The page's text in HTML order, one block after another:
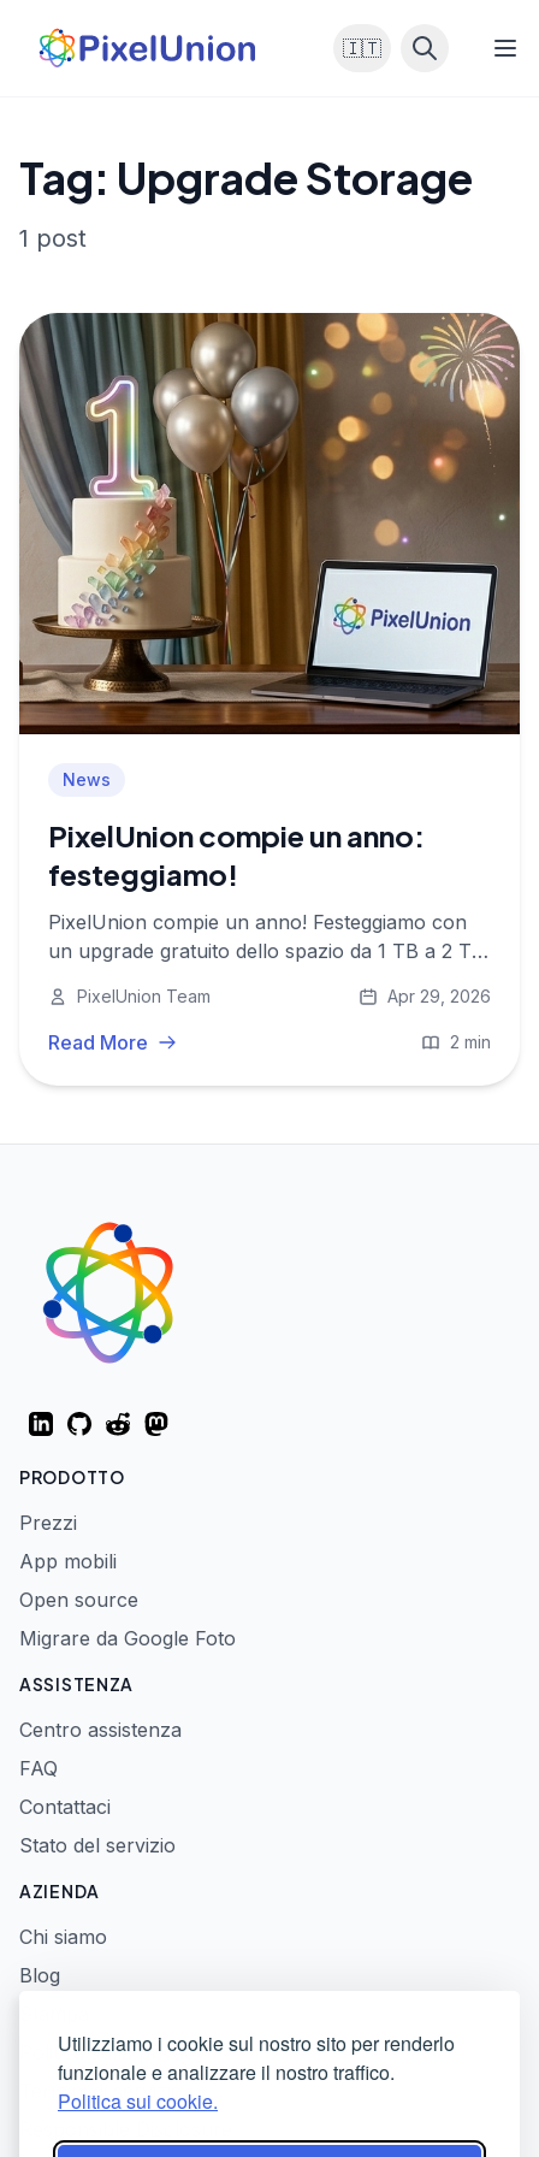
Utilizziamo i cookie sul nostro sito per renderlo
funzionale e analizzare il nostro traffico.
Politica sui cookie.
🇮🇹
Tag: Upgrade Storage
1 post
News
PixelUnion compie un anno:
festeggiamo!
PixelUnion compie un anno! Festeggiamo con
un upgrade gratuito dello spazio da 1 TB a 2 TB
PixelUnion Team Apr 29, 2026
Read More 2 min
LinkedInGitHubRedditMastodon
PRODOTTO
Prezzi
App mobili
Open source
Migrare da Google Foto
ASSISTENZA
Centro assistenza
FAQ
Contattaci
Stato del servizio
AZIENDA
Chi siamo
Blog
Politica sulla privacy
Termini di servizio